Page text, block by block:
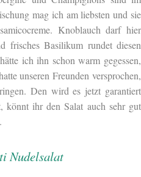
mag ich am liebsten und sie
Knoblauch darf hier
frisches Basilikum rundet diesen
ich ihn schon warm gegessen,
unseren Freunden versprochen,
Den wird es jetzt garantiert
könnt ihr den Salat auch sehr gut